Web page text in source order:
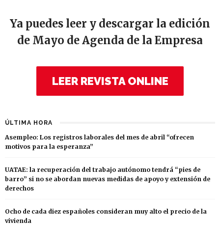
Ya puedes leer y descargar la edición
de Mayo de Agenda de la Empresa
LEER REVISTA ONLINE
ÚLTIMA HORA
Asempleo: Los registros laborales del mes de abril “ofrecen
motivos para la esperanza”
UATAE: la recuperación del trabajo autónomo tendrá “pies de
barro” si no se abordan nuevas medidas de apoyo y extensión de
derechos
Ocho de cada diez españoles consideran muy alto el precio de la
vivienda